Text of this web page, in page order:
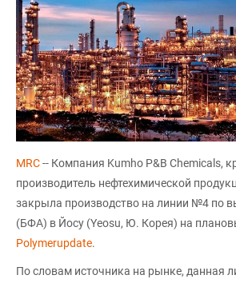
MRC-- Компания Kumho P&B Chemicals,
производитель нефтехимической
закрыла производство на линии №4 по
(БФА) в Йосу (Yeosu, Ю. Корея) на
Polymerupdate.
По словам источника на рынке, данная